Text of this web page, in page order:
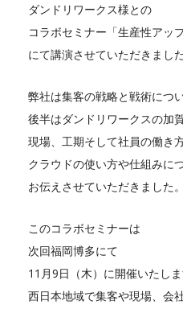
ダンドリワークス様との
コラボセミナー「生産性アッ
にて講演させていただきました
弊社は集客の戦略と戦術につ
後半はダンドリワークスの加
現場、工期そして社員の働き
クラウドの使い方や仕組みに
お伝えさせていただきました。
このコラボセミナーは
次回福岡博多にて
11月9日（木）に開催いたしま
西日本地域で集客や現場、会